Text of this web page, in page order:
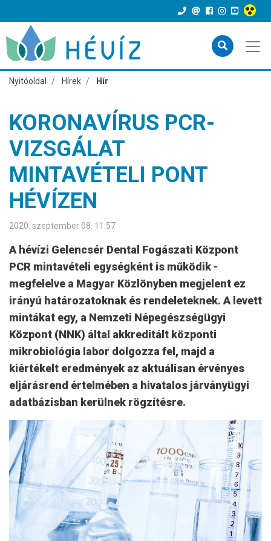
Nyitóoldal Hírek Hír
KORONAVÍRUS PCR-
VIZSGÁLAT
MINTAVÉTELI PONT
HÉVÍZEN
2020. szeptember 08. 11:57
A hévízi Gelencsér Dental Fogászati Központ
PCR mintavételi egységként is működik -
megfelelve a Magyar Közlönyben megjelent ez
irányú határozatoknak és rendeleteknek. A levett
mintákat egy, a Nemzeti Népegészségügyi
Központ (NNK) által akkreditált központi
mikrobiológia labor dolgozza fel, majd a
kiértékelt eredmények az aktuálisan érvényes
eljárásrend értelmében a hivatalos járványügyi
adatbázisban kerülnek rögzítésre.